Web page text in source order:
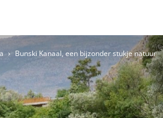
Bunski Kanaal, een bijzonder stukje natuur